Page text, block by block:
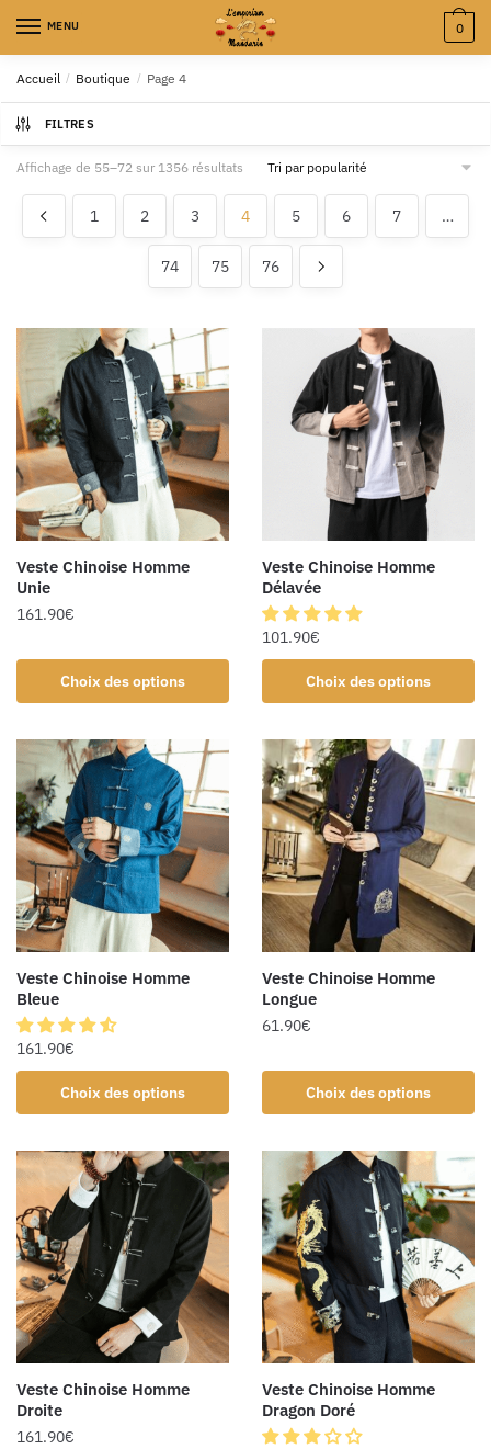
MENU 0
Accueil / Boutique / Page 4
FILTRES
Affichage de 55–72 sur 1356 résultats
1 2 3 4 5 6 7 …
74 75 76
Veste Chinoise Homme
Unie
161.90€
Choix des options
Veste Chinoise Homme
Délavée
101.90€
Choix des options
Veste Chinoise Homme
Bleue
161.90€
Choix des options
Veste Chinoise Homme
Longue
61.90€
Choix des options
Veste Chinoise Homme
Droite
161.90€
Veste Chinoise Homme
Dragon Doré